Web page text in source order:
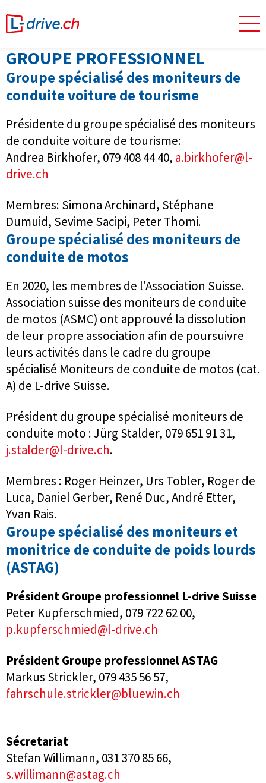
GROUPE PROFESSIONNEL
Groupe spécialisé des moniteurs de
conduite voiture de tourisme
Présidente du groupe spécialisé des moniteurs
de conduite voiture de tourisme:
Andrea Birkhofer, 079 408 44 40, a.birkhofer@l-
drive.ch
Membres: Simona Archinard, Stéphane
Dumuid, Sevime Sacipi, Peter Thomi.
Groupe spécialisé des moniteurs de
conduite de motos
En 2020, les membres de l'Association Suisse.
Association suisse des moniteurs de conduite
de motos (ASMC) ont approuvé la dissolution
de leur propre association afin de poursuivre
leurs activités dans le cadre du groupe
spécialisé Moniteurs de conduite de motos (cat.
A) de L-drive Suisse.
Président du groupe spécialisé moniteurs de
conduite moto : Jürg Stalder, 079 651 91 31,
j.stalder@l-drive.ch.
Membres : Roger Heinzer, Urs Tobler, Roger de
Luca, Daniel Gerber, René Duc, André Etter,
Yvan Rais.
Groupe spécialisé des moniteurs et
monitrice de conduite de poids lourds
(ASTAG)
Président Groupe professionnel L-drive Suisse
Peter Kupferschmied, 079 722 62 00,
p.kupferschmied@l-drive.ch
Président Groupe professionnel ASTAG
Markus Strickler, 079 435 56 57,
fahrschule.strickler@bluewin.ch
Sécretariat
Stefan Willimann, 031 370 85 66,
s.willimann@astag.ch